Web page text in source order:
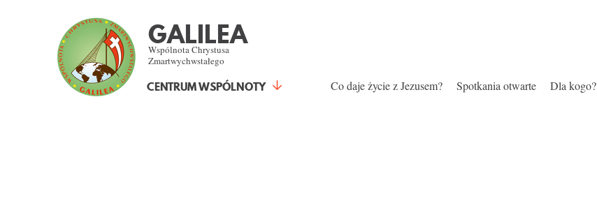
GALILEA
Wspólnota Chrystusa
Zmartwychwstałego
CENTRUM WSPÓLNOTY Co daje życie z Jezusem? Spotkania otwarte Dla kogo?